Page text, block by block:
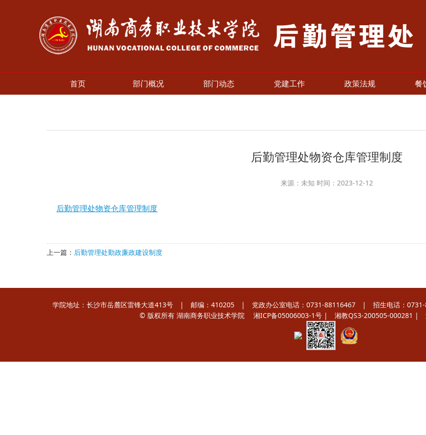
首页 部门概况 部门动态 党建工作 政策法规 餐
后勤管理处物资仓库管理制度
来源：未知 时间：2023-12-12
后勤管理处物资仓库管理制度
上一篇： 后勤管理处勤政廉政建设制度
学院地址：长沙市岳麓区雷锋大道413号 | 邮编：410205 | 党政办公室电话：0731-88116467 | 招生电话：
© 版权所有 湖南商务职业技术学院
湘ICP备05006003-1号 | 湘教QS3-200505-000281 |